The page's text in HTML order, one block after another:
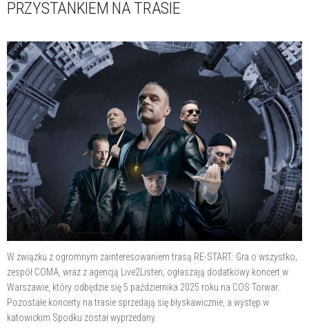
PRZYSTANKIEM NA TRASIE
W związku z ogromnym zainteresowaniem trasą RE-START: Gra o wszystko,
zespół COMA, wraz z agencją Live2Listen, ogłaszają dodatkowy koncert w
Warszawie, który odbędzie się 5 października 2025 roku na COS Torwar.
Pozostałe koncerty na trasie sprzedają się błyskawicznie, a występ w
katowickim Spodku został wyprzedany.